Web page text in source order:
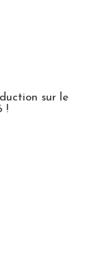
sur le
!